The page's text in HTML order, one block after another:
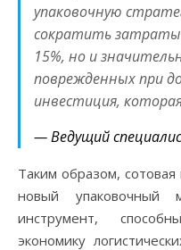
упаковочную
сократить
15%, но и
поврежденных при
инвестиция,
— Ведущий
Таким образом,
новый упаковочный
инструмент,
экономику